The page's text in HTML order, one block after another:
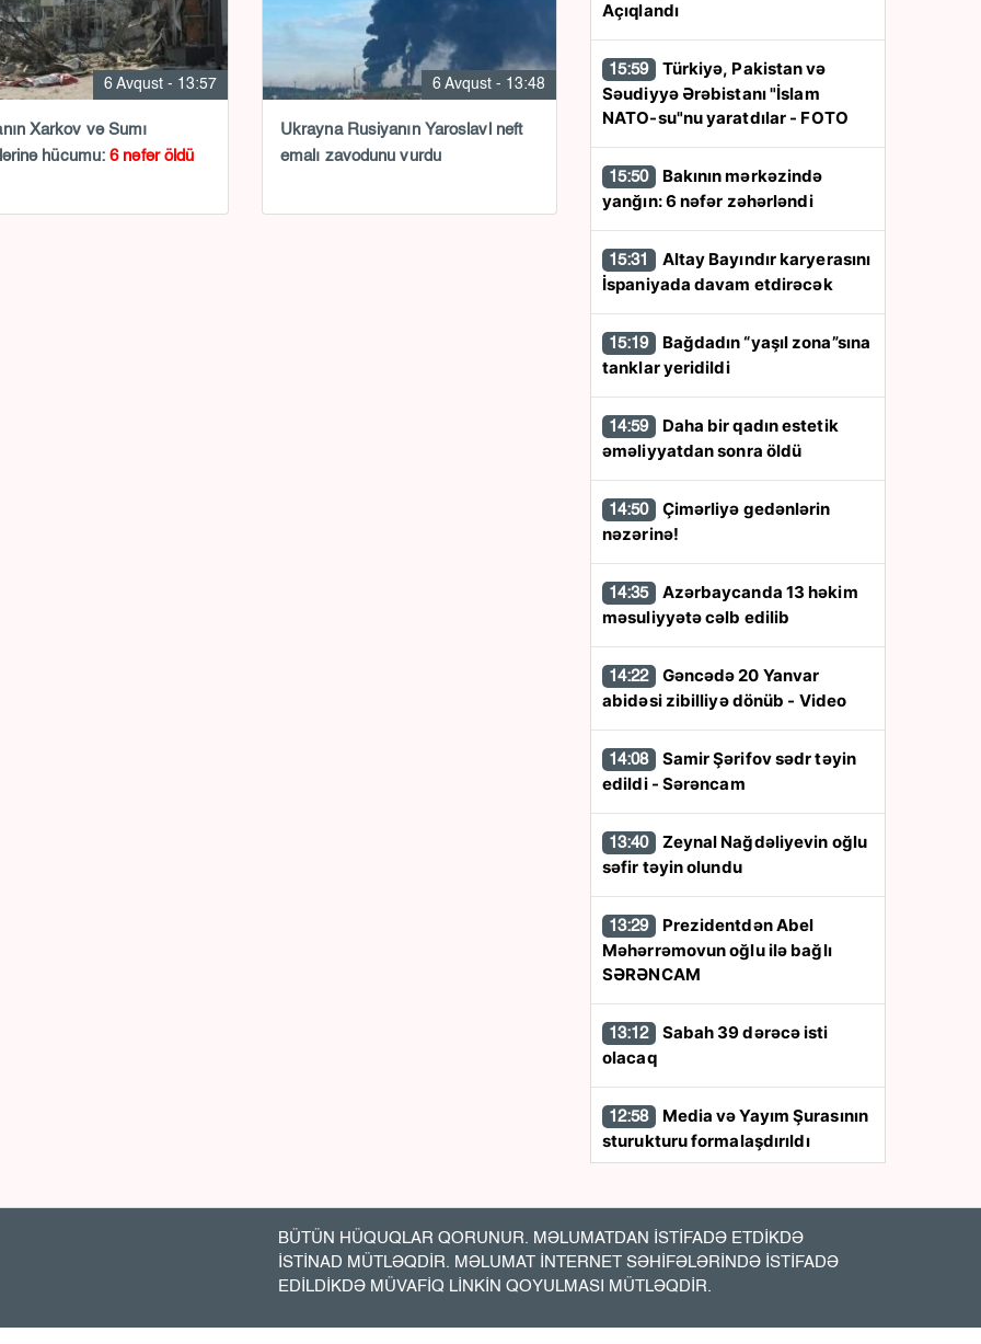
6 Avqust - 13:57
Xarkov və Sumı
hücumu:6 nəfər öldü
6 Avqust - 13:48
Ukrayna Rusiyanın Yaroslavl neft
emalı zavodunu vurdu
Açıqlandı
15:59
Səudiyyə Ərəbistanı "İslam
NATO-su"nu yaratdılar - FOTO
15:50
yanğın: 6 nəfər zəhərləndi
15:31
İspaniyada davam etdirəcək
15:19
tanklar yeridildi
14:59
əməliyyatdan sonra öldü
14:50
nəzərinə!
14:35
məsuliyyətə cəlb edilib
14:22
abidəsi zibilliyə dönüb - Video
14:08
edildi - Sərəncam
13:40
səfir təyin olundu
13:29
Məhərrəmovun oğlu ilə bağlı
SƏRƏNCAM
13:12
olacaq
12:58
sturukturu formalaşdırıldı
azərbaycanlıların olduğu gəmiyə
PUA hücumu - Anbaan- Video
meyiti tapıldı
BÜTÜN HÜQUQLAR QORUNUR. MƏLUMATDAN İSTİFADƏ ETDİKDƏ
İSTİNAD MÜTLƏQDİR. MƏLUMAT İNTERNET SƏHİFƏLƏRİNDƏ İSTİFADƏ
EDİLDİKDƏ MÜVAFİQ LİNKİN QOYULMASI MÜTLƏQDİR.